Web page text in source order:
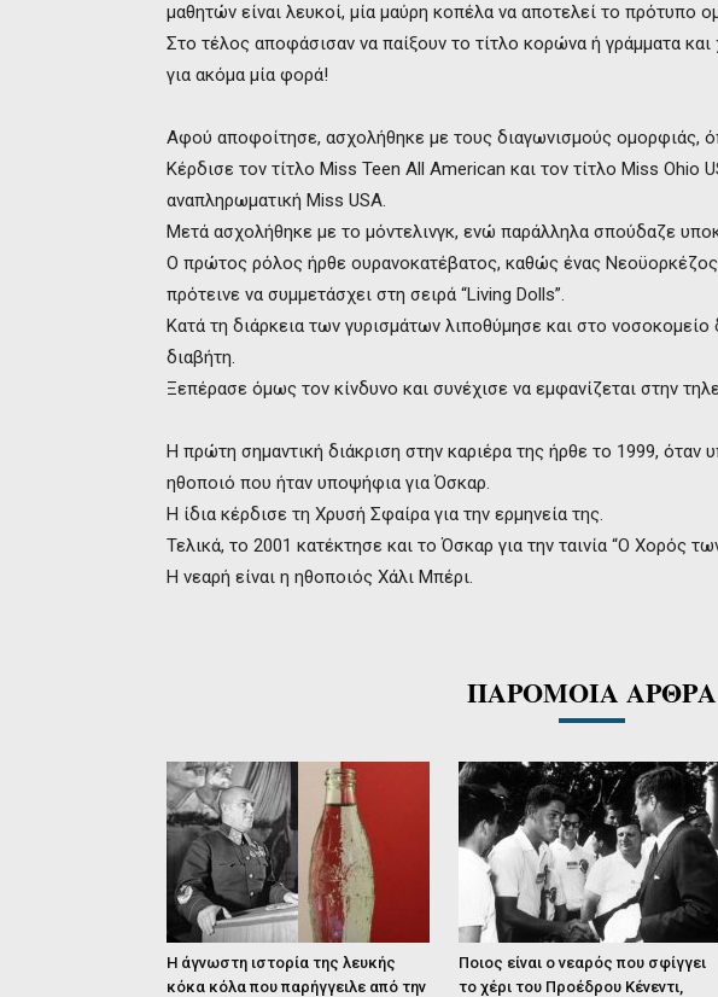
μαθητών είναι λευκοί, μία μαύρη κοπέλα να αποτελεί το πρότυπο
Στο τέλος αποφάσισαν να παίξουν το τίτλο κορώνα ή γράμματα και
για ακόμα μία φορά!
Αφού αποφοίτησε, ασχολήθηκε με τους διαγωνισμούς ομορφιάς,
Κέρδισε τον τίτλο Miss Teen All American και τον τίτλο Miss Ohio
αναπληρωματική Miss USA.
Μετά ασχολήθηκε με το μόντελινγκ, ενώ παράλληλα σπούδαζε
Ο πρώτος ρόλος ήρθε ουρανοκατέβατος, καθώς ένας
πρότεινε να συμμετάσχει στη σειρά “Living Dolls”.
Κατά τη διάρκεια των γυρισμάτων λιποθύμησε και στο
διαβήτη.
Ξεπέρασε όμως τον κίνδυνο και συνέχισε να εμφανίζεται στην
Η πρώτη σημαντική διάκριση στην καριέρα της ήρθε το 1999,
ηθοποιό που ήταν υποψήφια για Όσκαρ.
Η ίδια κέρδισε τη Χρυσή Σφαίρα για την ερμηνεία της.
Τελικά, το 2001 κατέκτησε και το Όσκαρ για την ταινία “Ο Χορός
Η νεαρή είναι η ηθοποιός Χάλι Μπέρι.
ΠΑΡΟΜΟΙΑ ΑΡΘΡΑ
Η άγνωστη ιστορία της λευκής
κόκα κόλα που παρήγγειλε από την
Ποιος είναι ο νεαρός που σφίγγει
το χέρι του Προέδρου Κένεντι,